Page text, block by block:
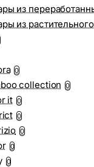
из
из
0
collection 0
it 0
0
0
0
0